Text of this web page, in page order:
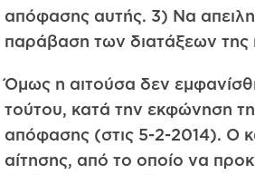
απόφασης αυτής. 3) Να
παράβαση των διατάξεων της
Όμως η αιτούσα δεν
τούτου, κατά την εκφώνηση
απόφασης (στις 5-2-2014). Ο
αίτησης, από το οποίο να